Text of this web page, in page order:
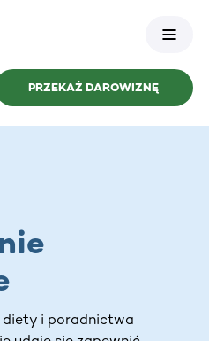
PRZEKAŻ DAROWIZNĘ
diety i poradnictwa